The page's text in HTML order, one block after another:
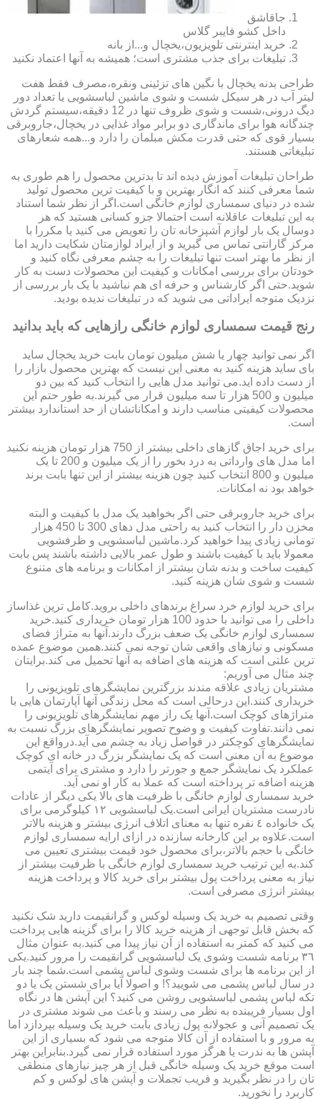
جاقاشق
داخل کشو فایبر گلاس
خرید اینترنتی تلویزیون،یخچال و...از بانه
تبلیغات برای جذب مشتری است؛ همیشه به آنها اعتماد نکنید
طراحی بدنه یخچال با نگین های تزئینی ونقره،مصرف فقط هفت
لیتر آب در هر سیکل شست و شوی ماشین لباسشویی یا تعداد دور
دیگ درونی،شست و شوی ظروف تنها در 12 دقیقه،سیستم گردش
چندگانه هوا برای ماندگاری دو برابر مواد غذایی در یخچال،جاروبرقی
بسیار قوی که حتی قدرت مکش مبلمان را دارد و...همه شعارهای
تبلیغاتی هستند.
طراحان تبلیغات آموزش دیده اند تا بدترین محصول را هم طوری به
شما معرفی کنند که انگار بهترین و با کیفیت ترین محصول تولید
شده در دنیای سمساری لوازم خانگی است.اگر از نظر شما استناد
به این تبلیغات عاقلانه است احتمالا جزو کسانی هستید که هر
دوسال یک بار لوازم آشپزخانه تان را تعویض می کنید یا مکررا با
مرکز گارانتی تماس می گیرید و از ایراد لوازمتان شکایت دارید اما
از نظر ما بهتر است تنها تبلیغات را به چشم معرفی نگاه کنید و
خودتان برای بررسی امکانات و کیفیت این محصولات دست به کار
شوید.حتی اگر کارشناس و حرفه ای هم نباشید با یک بار بررسی از
نزدیک متوجه ایراداتی می شوید که در تبلیغات ندیده بودید.
رنج قیمت سمساری لوازم خانگی رازهایی که باید بدانید
اگر نمی توانید چهار یا شش میلیون تومان بابت خرید یخچال ساید
بای ساید هزینه کنید به معنی این نیست که بهترین محصول بازار را
از دست داده اید.می توانید مدل هایی را انتخاب کنید که بین دو
میلیون و 500 هزار تا سه میلیون قرار می گیرند.به طور حتم این
محصولات کیفیتی مناسب دارند و امکاناتشان از حد استاندارد بیشتر
است.
برای خرید اجاق گازهای داخلی بیشتر از 750 هزار تومان هزینه نکنید
اما مدل های وارداتی به درد بخور را از یک میلیون و 200 تا یک
میلیون و 800 انتخاب کنید چون هزینه بیشتر از این تنها بابت برند
خواهد بود نه امکانات.
برای خرید جاروبرقی حتی اگر بخواهید یک مدل با کیفیت و البته
مخزن دار را انتخاب کنید به راحتی مدل دهای 300 تا 450 هزار
تومانی زیادی پیدا خواهید کرد.ماشین لباسشویی و ظرفشویی
معمولا باید با کیفیت باشند و طول عمر بالایی داشته باشند پس بابت
کیفیت ساخت و بدنه شان بیشتر از امکانات و برنامه های متنوع
شست و شوی شان هزینه کنید.
برای خرید لوازم خرد سراغ برندهای داخلی بروید.کامل ترین غذاساز
داخلی را می توانید با حدود 100 هزار تومان خریداری کنید.خرید
سمساری لوازم خانگی یک ضعف بزرگ دارند.آنها به متراژ فضای
مسکونی و نیازهای واقعی شان توجه نمی کنند.همین موضوع عمده
ترین علتی است که هزینه های اضافه به آنها تحمیل می کند.برایتان
چند مثال می آوریم:
مشتریان زیادی علاقه مندند بزرگترین نمایشگرهای تلویزیونی را
خریداری کنند.این درحالی است که محل زندگی آنها آپارتمان هایی با
متراژهای کوچک است.آنها یک راز مهم نمایشگرهای تلویزیونی را
نمی دانند.تفاوت کیفیت و وضوح تصویر نمایشگرهای بزرگ نسبت به
نمایشگرهای کوچکتر در فواصل زیاد به چشم می آید.درواقع این
موضوع به آن معنی است که یک نمایشگر بزرگ در خانه ای کوچک
عملکرد یک نمایشگر جمع و جورتر را دارد و مشتری برای آیتمی
هزینه اضافه تر پرداخته است که عملا به کار او نمی آید.
خرید سمساری لوازم خانگی با ظرفیت های بالا یکی دیگر از عادات
نادرست مشتریان ایرانی است.یک لباسشویی ١٢ کیلوگرمی برای
یک خانواده ٤ نفره تنها به معنای اتلاف انرژی بیشتر و هزینه بالاتر
است.علاوه بر این کارخانه سازنده در ازای ارایه سمساری لوازم
خانگی با حجم بالاتر،برای محصول خود قیمت بیشتری تعیین می
کند.به این ترتیب خرید سمساری لوازم خانگی با ظرفیت بیشتر از
نیاز به معنی پرداخت پول بیشتر برای خرید کالا و پرداخت هزینه
بیشتر انرژی مصرفی است.
وقتی تصمیم به خرید یک وسیله لوکس و گرانقیمت دارید شک نکنید
که بخش قابل توجهی از هزینه خرید کالا را برای گزینه هایی پرداخت
می کنید که کمتر به استفاده از آن نیاز پیدا می کنید.به عنوان مثال
٣٦ برنامه شست وشوی یک لباسشویی گرانقیمت را مرور کنید.یکی
از این برنامه ها برای شست وشوی لباس پشمی است.شما چند بار
در سال لباس پشمی می شویید؟! و اصولا آیا برای شستن یک یا دو
تکه لباس پشمی لباسشویی روشن می کنید؟ این آپشن ها در نگاه
اول بسیار فریبنده به نظر می رسند و باعث می شوند مشتری در
یک تصمیم آنی و عجولانه پول زیادی بابت خرید یک وسیله بپردازد اما
به مرور و با استفاده از آن کالا متوجه می شود که بسیاری از این
آپشن ها به ندرت یا هرگز مورد استفاده قرار نمی گیرد.بنابراین بهتر
است موقع خرید یک وسیله خانگی قبل از هر چیز نیازهای منطقی
تان را در نظر بگیرید و فریب تجملات و آپشن های لوکس و کم
کاربرد را نخورید.